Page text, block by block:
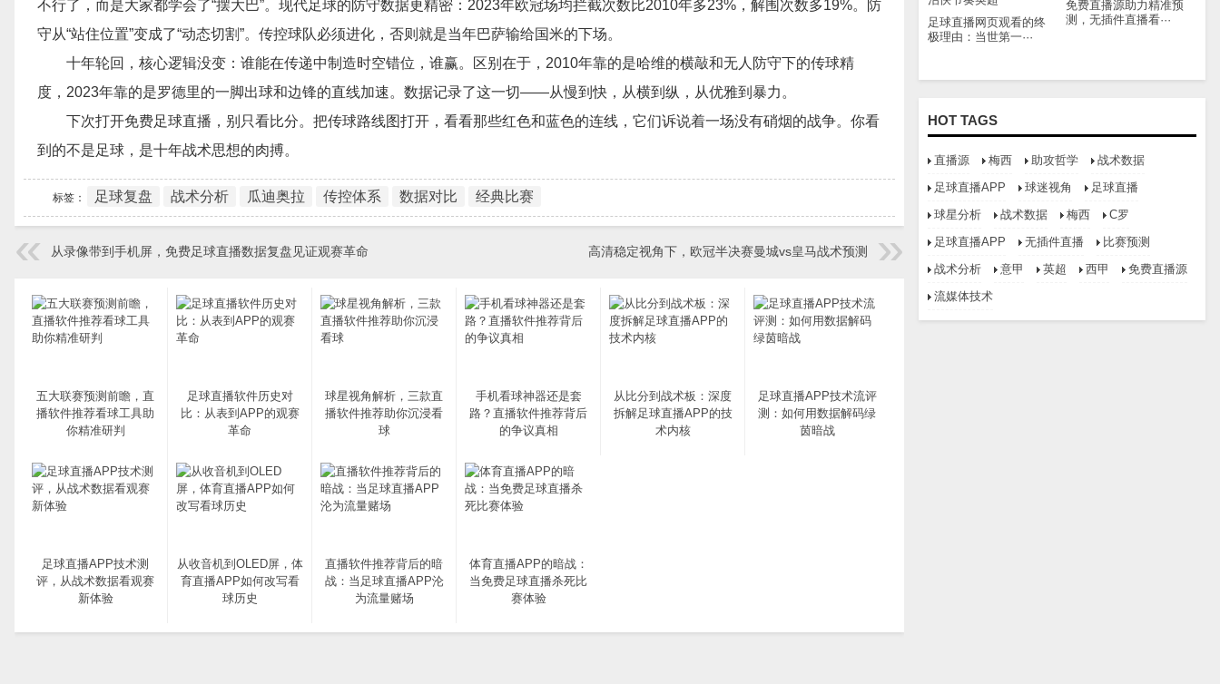
足球直播网页观看的终
极理由：当世第一···
免费直播源助力精准预
测，无插件直播看···
HOT TAGS
直播源 梅西 助攻哲学
战术数据
足球直播APP
球迷视角
足球直播
球星分析
战术数据 梅西
C罗
足球直播APP
无插件直播
比赛预测
战术分析
意甲 英超 西甲
免费直播源
流媒体技术
不行了，而是大家都学会了“摆大巴”。现代足球的防守数据更精密：2023年欧冠场均拦截次数比2010年多23%，解围次数多19%。防
守从“站住位置”变成了“动态切割”。传控球队必须进化，否则就是当年巴萨输给国米的下场。
十年轮回，核心逻辑没变：谁能在传递中制造时空错位，谁赢。区别在于，2010年靠的是哈维的横敲和无人防守下的传球精
度，2023年靠的是罗德里的一脚出球和边锋的直线加速。数据记录了这一切——从慢到快，从横到纵，从优雅到暴力。
下次打开免费足球直播，别只看比分。把传球路线图打开，看看那些红色和蓝色的连线，它们诉说着一场没有硝烟的战争。你看
到的不是足球，是十年战术思想的肉搏。
标签： 足球复盘 战术分析 瓜迪奥拉 传控体系 数据对比 经典比赛
从录像带到手机屏，免费足球直播数据复盘见证观赛革命 高清稳定视角下，欧冠半决赛曼城vs皇马战术预测
五大联赛预测前瞻，直
播软件推荐看球工具助
你精准研判
足球直播软件历史对
比：从表到APP的观赛
革命
球星视角解析，三款直
播软件推荐助你沉浸看
球
手机看球神器还是套
路？直播软件推荐背后
的争议真相
从比分到战术板：深度
拆解足球直播APP的技
术内核
足球直播APP技术流评
测：如何用数据解码绿
茵暗战
足球直播APP技术测
评，从战术数据看观赛
新体验
从收音机到OLED屏，体
育直播APP如何改写看
球历史
直播软件推荐背后的暗
战：当足球直播APP沦
为流量赌场
体育直播APP的暗战：
当免费足球直播杀死比
赛体验